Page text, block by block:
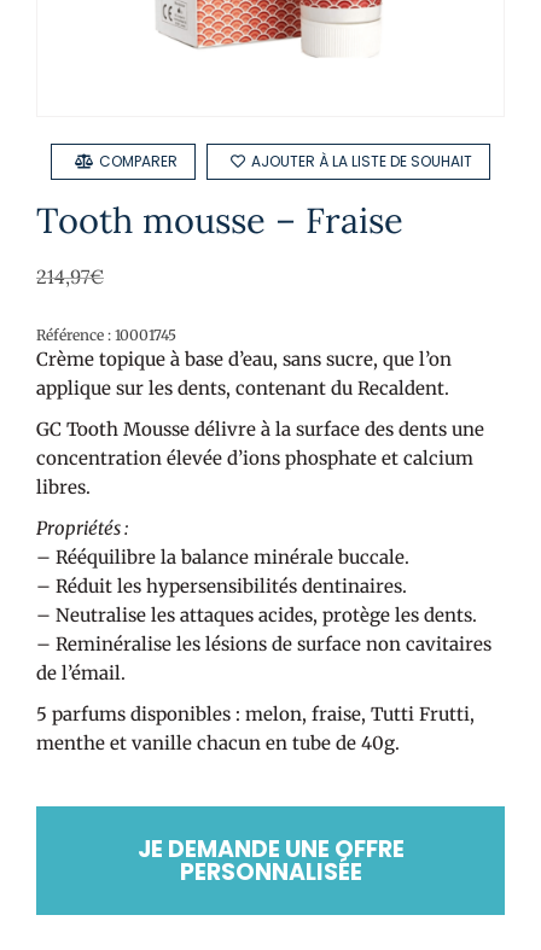
AJOUTER À LA LISTE DE SOUHAIT
COMPARER
Tooth mousse – Fraise
214,97€
Référence : 10001745
Crème topique à base d’eau, sans sucre, que l’on
applique sur les dents, contenant du Recaldent.
GC Tooth Mousse délivre à la surface des dents une
concentration élevée d’ions phosphate et calcium
libres.
Propriétés :
– Rééquilibre la balance minérale buccale.
– Réduit les hypersensibilités dentinaires.
– Neutralise les attaques acides, protège les dents.
– Reminéralise les lésions de surface non cavitaires
de l’émail.
5 parfums disponibles : melon, fraise, Tutti Frutti,
menthe et vanille chacun en tube de 40g.
JE DEMANDE UNE OFFRE
PERSONNALISÉE